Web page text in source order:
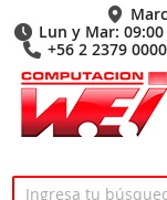
Lun y Mar:
+56 2 2379